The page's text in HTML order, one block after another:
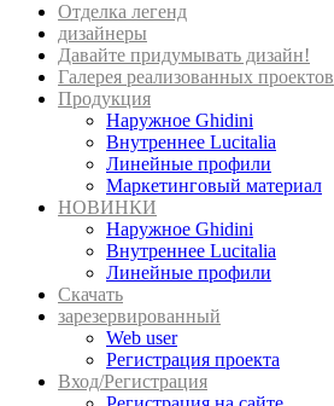
Отделка легенд
дизайнеры
Давайте придумывать дизайн!
Галерея реализованных проектов
Продукция
Наружное Ghidini
Внутреннее Lucitalia
Линейные профили
Маркетинговый материал
НОВИНКИ
Наружное Ghidini
Внутреннее Lucitalia
Линейные профили
Скачать
зарезервированный
Web user
Регистрация проекта
Вход/Регистрация